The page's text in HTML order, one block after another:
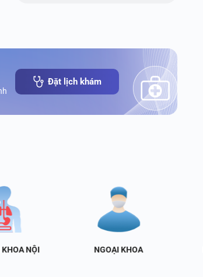
Đặt lịch khám
KHOA NỘI NGOẠI KHOA